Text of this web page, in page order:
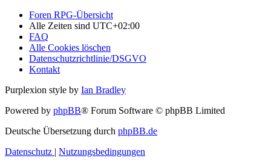
Foren RPG-Übersicht
Alle Zeiten sind UTC+02:00
FAQ
Alle Cookies löschen
Datenschutzrichtlinie/DSGVO
Kontakt
Purplexion style by Ian Bradley
Powered by phpBB® Forum Software © phpBB Limited
Deutsche Übersetzung durch phpBB.de
Datenschutz | Nutzungsbedingungen